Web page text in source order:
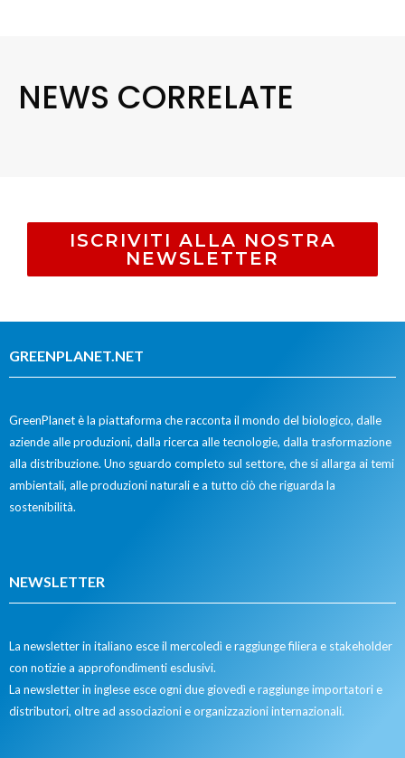
NEWS CORRELATE
ISCRIVITI ALLA NOSTRA
NEWSLETTER
GREENPLANET.NET
GreenPlanet è la piattaforma che racconta il mondo del biologico, dalle
aziende alle produzioni, dalla ricerca alle tecnologie, dalla trasformazione
alla distribuzione. Uno sguardo completo sul settore, che si allarga ai temi
ambientali, alle produzioni naturali e a tutto ciò che riguarda la
sostenibilità.
NEWSLETTER
La newsletter in italiano esce il mercoledì e raggiunge filiera e stakeholder
con notizie a approfondimenti esclusivi.
La newsletter in inglese esce ogni due giovedì e raggiunge importatori e
distributori, oltre ad associazioni e organizzazioni internazionali.